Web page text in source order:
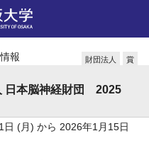
報 財団法人 賞
日本脳神経財団 2025
日 (月) から 2026年1月15日